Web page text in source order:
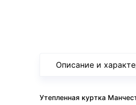
Описание и
Утепленная куртка